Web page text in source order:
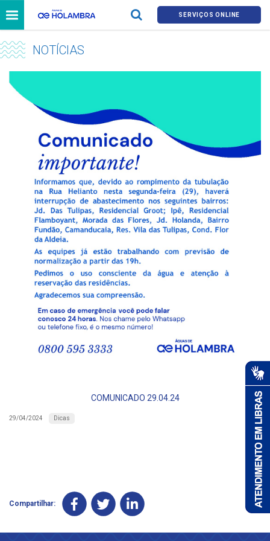
SERVIÇOS ONLINE
NOTÍCIAS
COMUNICADO 29.04.24
29/04/2024 Dicas
Compartilhar: